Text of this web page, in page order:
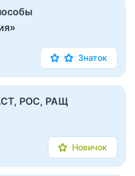
Знаток
РОС, РАЩ
Новичок